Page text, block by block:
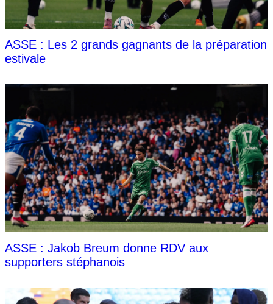
ASSE : Les 2 grands gagnants de la préparation
estivale
ASSE : Jakob Breum donne RDV aux
supporters stéphanois